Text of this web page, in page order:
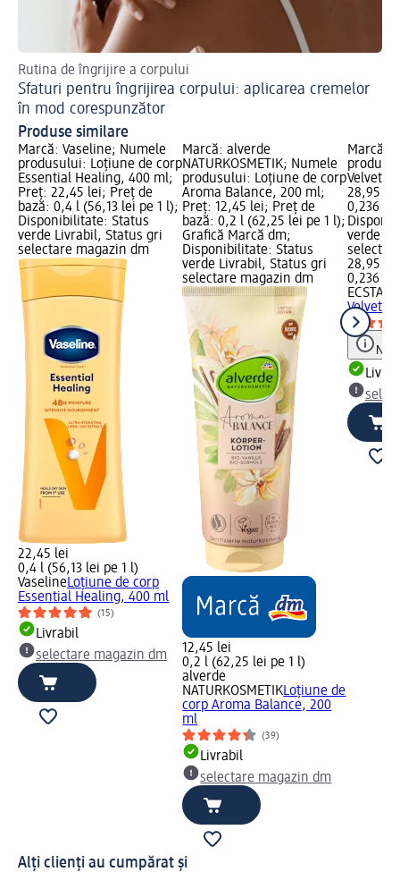
Rutina de îngrijire a corpului
Sfaturi pentru îngrijirea corpului: aplicarea cremelor
în mod corespunzător
Produse similare
Marcă: Vaseline; Numele
produsului: Loțiune de corp
Essential Healing, 400 ml;
Preț: 22,45 lei; Preț de
bază: 0,4 l (56,13 lei pe 1 l);
Disponibilitate: Status
verde Livrabil, Status gri
selectare magazin dm
22,45 lei
0,4 l (56,13 lei pe 1 l)
VaselineLoțiune de corp
Essential Healing, 400 ml
(15)
Livrabil
selectare magazin dm
Marcă: alverde
NATURKOSMETIK; Numele
produsului: Loțiune de corp
Aroma Balance, 200 ml;
Preț: 12,45 lei; Preț de
bază: 0,2 l (62,25 lei pe 1 l);
Grafică Marcă dm;
Disponibilitate: Status
verde Livrabil, Status gri
selectare magazin dm
12,45 lei
0,2 l (62,25 lei pe 1 l)
alverde
NATURKOSMETIKLoțiune de
corp Aroma Balance, 200
ml
(39)
Livrabil
selectare magazin dm
Marcă:
Velvet
28,95
0,236 l
verde
28,95 lei
0,236 l
ECSTASY
Velvet
Notă
Alți clienți au cumpărat și